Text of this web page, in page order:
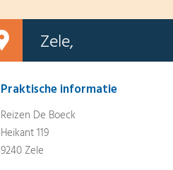
Zele,
Praktische informatie
Reizen De Boeck
Heikant 119
9240 Zele